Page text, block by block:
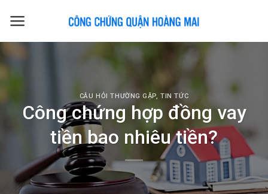
CÂU HỎI THƯỜNG GẶP,TIN TỨC
Công chứng hợp đồng vay
tiền bao nhiêu tiền?